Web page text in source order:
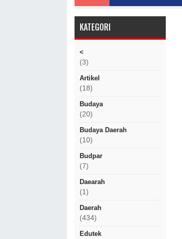
KATEGORI
<
(3)
Artikel
(18)
Budaya
(20)
Budaya Daerah
(10)
Budpar
(7)
Daearah
(1)
Daerah
(434)
Edutek